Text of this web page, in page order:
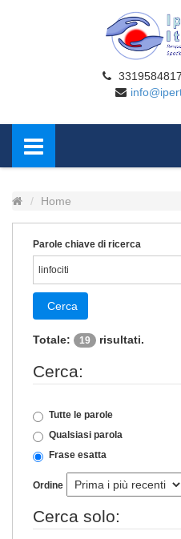
Home
Parole chiave di ricerca
Cerca
Totale: 19 risultati.
Cerca:
Tutte le parole
Qualsiasi parola
Frase esatta
Ordine
Cerca solo: